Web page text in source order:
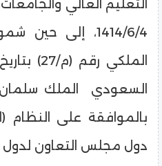
1414/6/4، إلى
السعودي الملك سلمان
بالموافقة على النظام
دول مجلس التعاون لدول